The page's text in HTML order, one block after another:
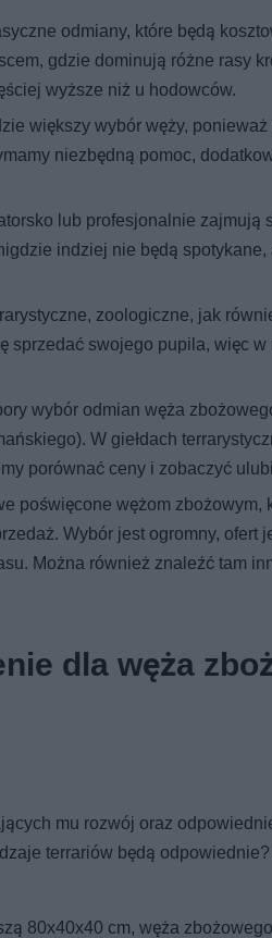
odmiany, które będą
gdzie dominują różne rasy
wyższe niż u hodowców.
większy wybór węży,
niezbędną pomoc,
lub profesjonalnie zajmują
indziej nie będą
zoologiczne, jak
sprzedać swojego pupila, więc
wybór odmian węża
W giełdach
porównać ceny i zobaczyć
poświęcone wężom zbożowym,
Wybór jest ogromny, ofert
Można również znaleźć tam
dla węża
mu rozwój oraz
terrariów będą
80x40x40 cm, węża